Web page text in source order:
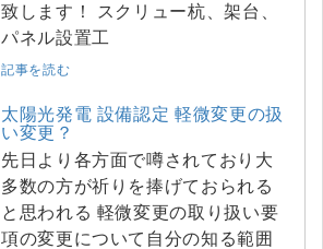
致します！ スクリュー杭、架台、
パネル設置工
記事を読む
太陽光発電 設備認定 軽微変更の扱
い変更？
先日より各方面で噂されており大
多数の方が祈りを捧げておられる
と思われる 軽微変更の取り扱い要
項の変更について自分の知る範囲